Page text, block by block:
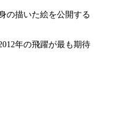
の描いた絵を公開する
年の飛躍が最も期待